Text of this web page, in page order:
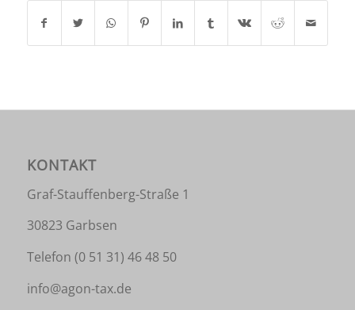
KONTAKT
Graf-Stauffenberg-Straße 1
30823 Garbsen
Telefon (0 51 31) 46 48 50
info@agon-tax.de